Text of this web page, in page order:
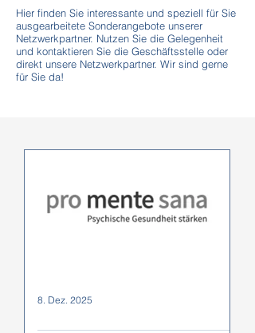
Hier finden Sie interessante und speziell für Sie
ausgearbeitete Sonderangebote unserer
Netzwerkpartner. Nutzen Sie die Gelegenheit
und kontaktieren Sie die Geschäftsstelle oder
direkt unsere Netzwerkpartner. Wir sind gerne
für Sie da!
8. Dez. 2025